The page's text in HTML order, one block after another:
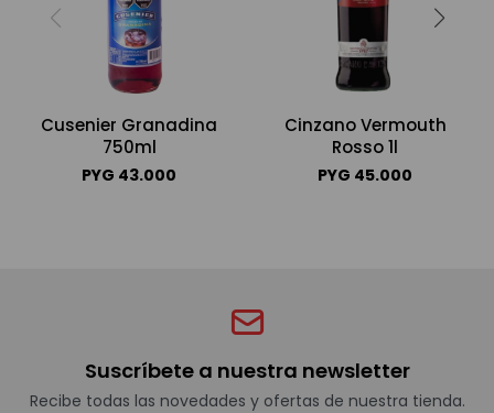
Cusenier Granadina
750ml
PYG 43.000
Cinzano Vermouth
Rosso 1l
PYG 45.000
Suscríbete a nuestra newsletter
Recibe todas las novedades y ofertas de nuestra tienda.